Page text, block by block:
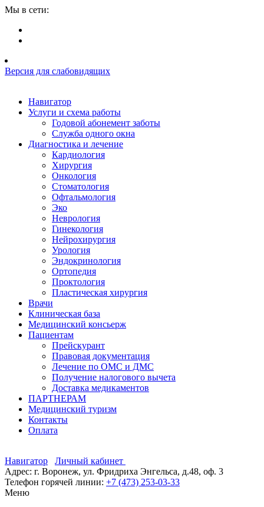
Мы в сети:
Версия для слабовидящих
Навигатор
Услуги и схема работы
Годовой абонемент заботы
Служба одного окна
Диагностика и лечение
Кардиология
Хирургия
Онкология
Стоматология
Офтальмология
Эко
Неврология
Гинекология
Нейрохирургия
Урология
Эндокринология
Ортопедия
Проктология
Пластическая хирургия
Врачи
Клиническая база
Медицинский консьерж
Пациентам
Прейскурант
Правовая документация
Лечение по ОМС и ДМС
Получение налогового вычета
Доставка медикаментов
ПАРТНЕРАМ
Медицинский туризм
Контакты
Оплата
Навигатор
Личный кабинет
Адрес: г. Воронеж, ул. Фридриха Энгельса, д.48, оф. 3
Телефон горячей линии: +7 (473) 253-03-33
Меню